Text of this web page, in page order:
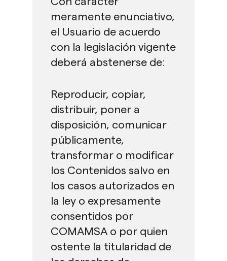
meramente enunciativo,
el Usuario de acuerdo
con la legislación vigente
deberá abstenerse de:
Reproducir, copiar,
distribuir, poner a
disposición, comunicar
públicamente,
transformar o modificar
los Contenidos salvo en
los casos autorizados en
la ley o expresamente
consentidos por
COMAMSA o por quien
ostente la titularidad de